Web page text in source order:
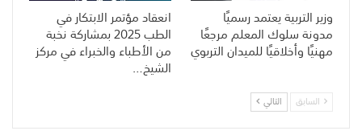
وزير التربية يعتمد رسميًا
مدونة سلوك المعلم مرجعًا
مهنيًا وأخلاقيًا للميدان التربوي
انعقاد مؤتمر الابتكار في
الطب 2025 بمشاركة نخبة
من الأطباء والخبراء في مركز
الشيخ…
السابق التالي